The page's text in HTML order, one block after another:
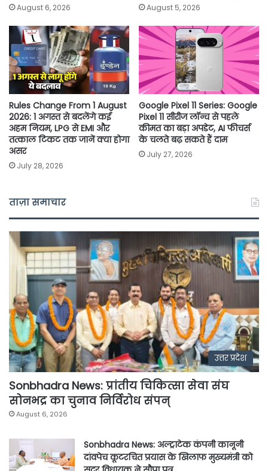
August 6, 2026 August 5, 2026
Rules Change From 1 August
2026: 1 अगस्त से बदलेंगे कई
अहम नियम, LPG से EMI और
तत्काल टिकट तक जानें क्या होगा
असर
July 28, 2026
Google Pixel 11 Series: Google
Pixel 11 सीरीज लॉन्च से पहले
कीमत का बड़ा अपडेट, AI फीचर्स
के चलते बढ़ सकते हैं दाम
July 27, 2026
ताज़ा समाचार
उत्तर प्रदेश
Sonbhadra News: प्रांतीय चिकित्सा सेवा संघ
सोनभद्र का चुनाव निर्विरोध संपन्
August 6, 2026
Sonbhadra News: अल्ट्राटेक कंपनी कानूनी
दांवपेच कूटरचित प्रयास के खिलाफ मुख्यमंत्री को